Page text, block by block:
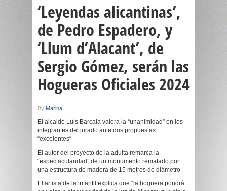
‘Leyendas alicantinas’,
de Pedro Espadero, y
‘Llum d’Alacant’, de
Sergio Gómez, serán las
Hogueras Oficiales 2024
By Marina
El alcalde Luis Barcala valora la “unanimidad” en los
integrantes del jurado ante dos propuestas
“excelentes“
El autor del proyecto de la adulta remarca la
“espectacularidad” de un monumento rematado por
una estructura de madera de 15 metros de diámetro
El artista de la infantil explica que “la hoguera pondrá